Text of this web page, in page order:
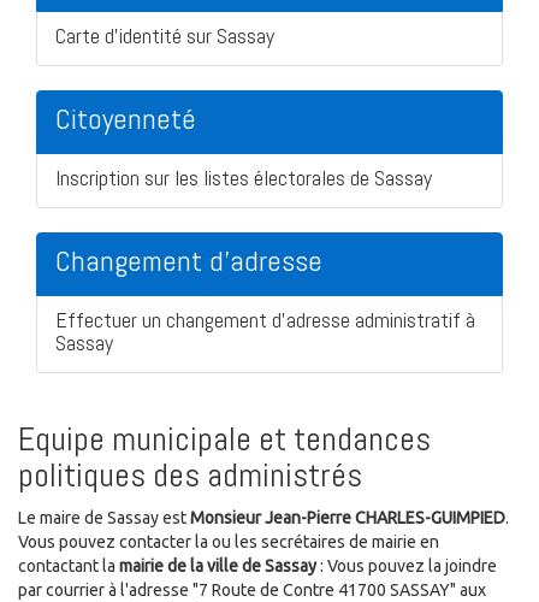
Carte d'identité sur Sassay
Citoyenneté
Inscription sur les listes électorales de Sassay
Changement d'adresse
Effectuer un changement d'adresse administratif à
Sassay
Equipe municipale et tendances
politiques des administrés
Le maire de Sassay estMonsieur Jean-Pierre CHARLES-GUIMPIED.
Vous pouvez contacter la ou les secrétaires de mairie en
contactant la mairie de la ville de Sassay: Vous pouvez la joindre
par courrier à l'adresse "7 Route de Contre 41700 SASSAY" aux